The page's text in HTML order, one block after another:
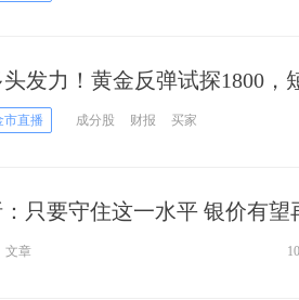
头发力！黄金反弹试探1800，
静恐被打破：科技巨头财报
市直播 成分股 财报 买家
只要守住这一水平 银价有望
文章